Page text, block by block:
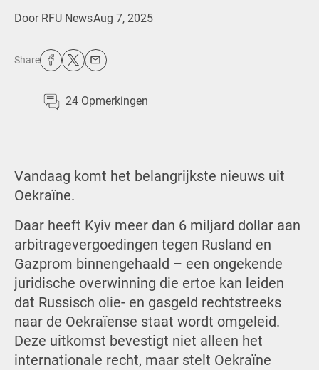
Door RFU NewsAug 7, 2025
Share
24 Opmerkingen
Vandaag komt het belangrijkste nieuws uit
Oekraïne.
Daar heeft Kyiv meer dan 6 miljard dollar aan
arbitragevergoedingen tegen Rusland en
Gazprom binnengehaald – een ongekende
juridische overwinning die ertoe kan leiden
dat Russisch olie- en gasgeld rechtstreeks
naar de Oekraïense staat wordt omgeleid.
Deze uitkomst bevestigt niet alleen het
internationale recht, maar stelt Oekraïne